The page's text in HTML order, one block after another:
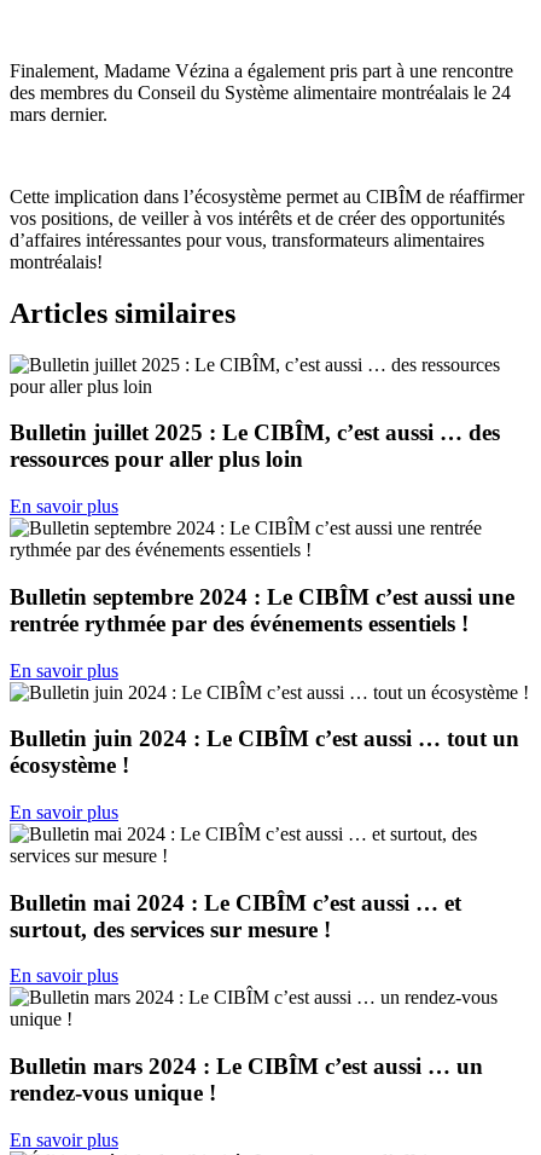
Finalement, Madame Vézina a également pris part à une rencontre
des membres du Conseil du Système alimentaire montréalais le 24
mars dernier.
Cette implication dans l’écosystème permet au CIBÎM de réaffirmer
vos positions, de veiller à vos intérêts et de créer des opportunités
d’affaires intéressantes pour vous, transformateurs alimentaires
montréalais!
Articles similaires
Bulletin juillet 2025 : Le CIBÎM, c’est aussi … des
ressources pour aller plus loin
En savoir plus
Bulletin septembre 2024 : Le CIBÎM c’est aussi une
rentrée rythmée par des événements essentiels !
En savoir plus
Bulletin juin 2024 : Le CIBÎM c’est aussi … tout un
écosystème !
En savoir plus
Bulletin mai 2024 : Le CIBÎM c’est aussi … et
surtout, des services sur mesure !
En savoir plus
Bulletin mars 2024 : Le CIBÎM c’est aussi … un
rendez-vous unique !
En savoir plus